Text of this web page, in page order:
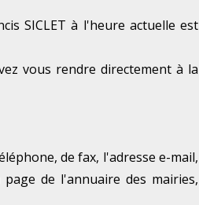
SICLET à l'heure actuelle est
vous rendre directement à la
de fax, l'adresse e-mail,
de l'annuaire des mairies,